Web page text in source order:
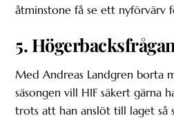
åtminstone få se ett nyförvärv
5. Högerbacksfrågan
Med Andreas Landgren borta
säsongen vill HIF säkert gärna
trots att han anslöt till laget så